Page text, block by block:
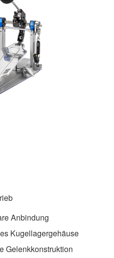
Anbindung
Kugellagergehäuse
Gelenkkonstruktion